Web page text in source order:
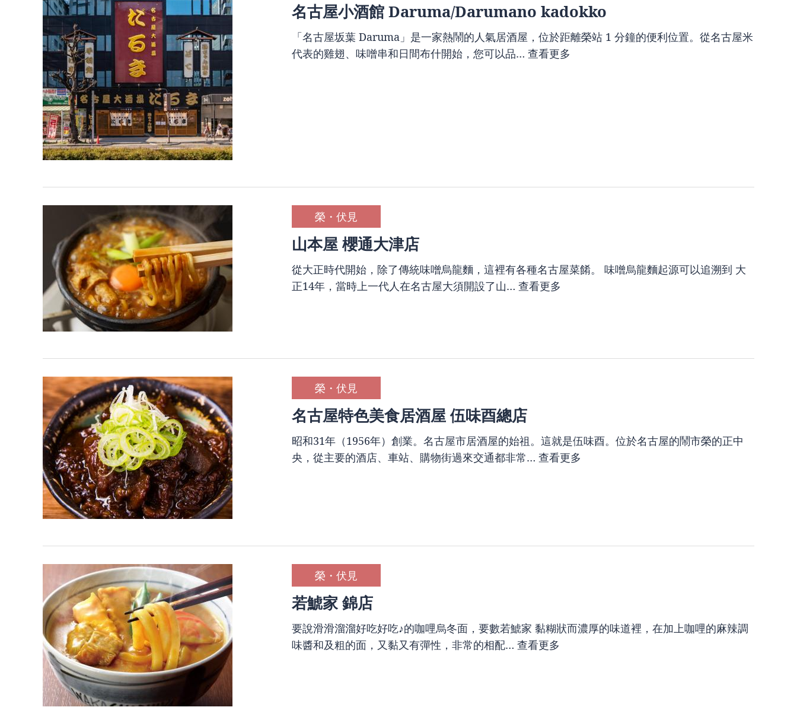
名古屋小酒館 Daruma/Darumano kadokko
「名古屋坂葉 Daruma」是一家熱鬧的人氣居酒屋，位於距離榮站 1 分鐘的便利位置。從名古屋米
代表的雞翅、味噌串和日間布什開始，您可以品… 查看更多
榮・伏見
山本屋 櫻通大津店
從大正時代開始，除了傳統味噌烏龍麵，這裡有各種名古屋菜餚。 味噌烏龍麵起源可以追溯到 大
正14年，當時上一代人在名古屋大須開設了山… 查看更多
榮・伏見
名古屋特色美食居酒屋 伍味酉總店
昭和31年（1956年）創業。名古屋市居酒屋的始祖。這就是伍味酉。位於名古屋的鬧市榮的正中
央，從主要的酒店、車站、購物街過來交通都非常… 查看更多
榮・伏見
若鯱家 錦店
要說滑滑溜溜好吃好吃♪的咖哩烏冬面，要數若鯱家 黏糊狀而濃厚的味道裡，在加上咖哩的麻辣調
味醬和及粗的面，又黏又有彈性，非常的相配… 查看更多